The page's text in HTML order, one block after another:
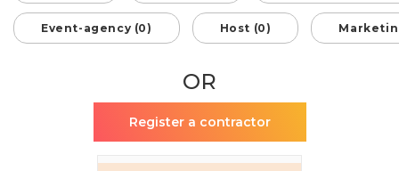
Event-agency (0) Host (0)
OR
Register a contractor